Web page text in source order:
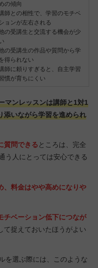
の傾向
師との相性で、学習のモチベ
ョンが左右される
の受講生と交流する機会が少
の受講生の作品や質問から学
得られない
師に頼りすぎると、自主学習
慣が育ちにくい
マンレッスンは講師と1対1
添いながら学習を進められ
質問できるところは、完全
う人にとっては安心できる
、料金はやや高めになりや
チベーション低下につなが
て捉えておいたほうがよい
を選ぶ際には、このような